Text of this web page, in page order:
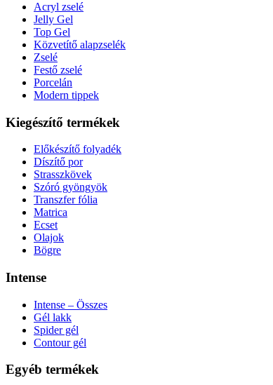
Acryl zselé
Jelly Gel
Top Gel
Közvetítő alapzselék
Zselé
Festő zselé
Porcelán
Modern tippek
Kiegészítő termékek
Előkészítő folyadék
Díszítő por
Strasszkövek
Szóró gyöngyök
Transzfer fólia
Matrica
Ecset
Olajok
Bögre
Intense
Intense – Összes
Gél lakk
Spider gél
Contour gél
Egyéb termékek